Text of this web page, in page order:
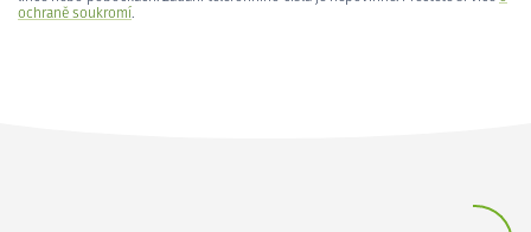
ochraně soukromí.